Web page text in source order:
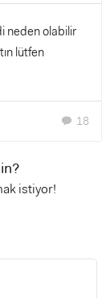
neden olabilir
lütfen
chat 18
istiyor!